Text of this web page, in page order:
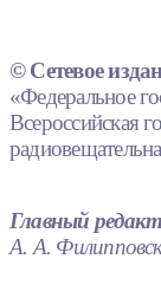
© Сетевое
«Федеральное
Всероссийская
Главный
А. А.